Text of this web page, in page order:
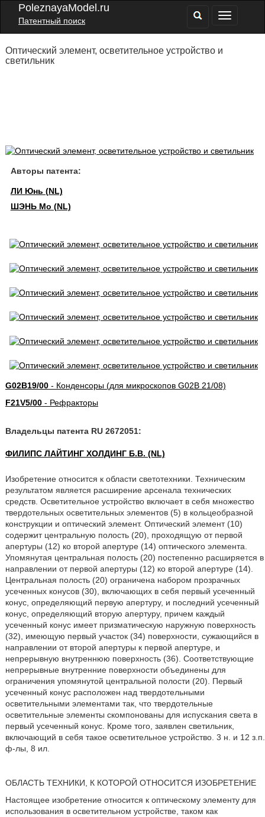
PoleznayaModel.ru
Патентный поиск
Оптический элемент, осветительное устройство и
светильник
Авторы патента:
ЛИ Юнь (NL)
ШЭНЬ Мо (NL)
G02B19/00- Конденсоры (для микроскопов G02B 21/08)
F21V5/00- Рефракторы
Владельцы патента RU 2672051:
ФИЛИПС ЛАЙТИНГ ХОЛДИНГ Б.В. (NL)
Изобретение относится к области светотехники. Техническим
результатом является расширение арсенала технических
средств. Осветительное устройство включает в себя множество
твердотельных осветительных элементов (5) в кольцеобразной
конструкции и оптический элемент. Оптический элемент (10)
содержит центральную полость (20), проходящую от первой
апертуры (12) ко второй апертуре (14) оптического элемента.
Упомянутая центральная полость (20) постепенно расширяется в
направлении от первой апертуры (12) ко второй апертуре (14).
Центральная полость (20) ограничена набором прозрачных
усеченных конусов (30), включающих в себя первый усеченный
конус, определяющий первую апертуру, и последний усеченный
конус, определяющий вторую апертуру, причем каждый
усеченный конус имеет призматическую наружную поверхность
(32), имеющую первый участок (34) поверхности, сужающийся в
направлении от второй апертуры к первой апертуре, и
непрерывную внутреннюю поверхность (36). Соответствующие
непрерывные внутренние поверхности объединены для
ограничения упомянутой центральной полости (20). Первый
усеченный конус расположен над твердотельными
осветительными элементами так, что твердотельные
осветительные элементы скомпонованы для испускания света в
первый усеченный конус. Кроме того, заявлен светильник,
включающий в себя такое осветительное устройство. 3 н. и 12 з.п.
ф-лы, 8 ил.
ОБЛАСТЬ ТЕХНИКИ, К КОТОРОЙ ОТНОСИТСЯ ИЗОБРЕТЕНИЕ
Настоящее изобретение относится к оптическому элементу для
использования в осветительном устройстве, таком как